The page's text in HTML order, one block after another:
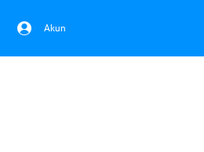
Akun